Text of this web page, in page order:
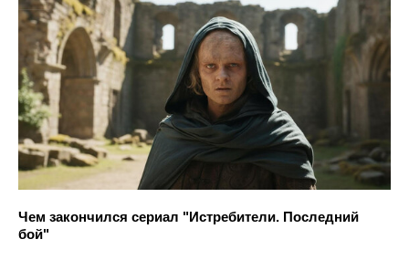
Чем закончился сериал "Истребители. Последний
бой"